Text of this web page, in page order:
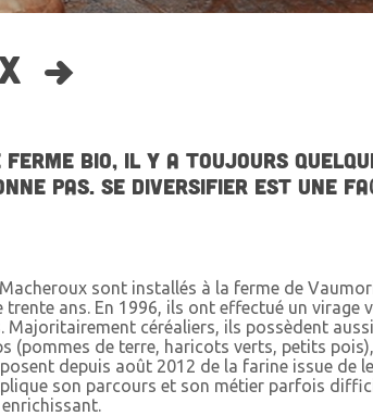
BIO, IL Y A TOUJOURS
PAS. SE DIVERSIFIER EST UNE
sont installés à la ferme de
trente ans. En 1996, ils ont effectué un virage
Majoritairement céréaliers, ils possèdent
(pommes de terre, haricots verts, petits
depuis août 2012 de la farine issue de
son parcours et son métier parfois